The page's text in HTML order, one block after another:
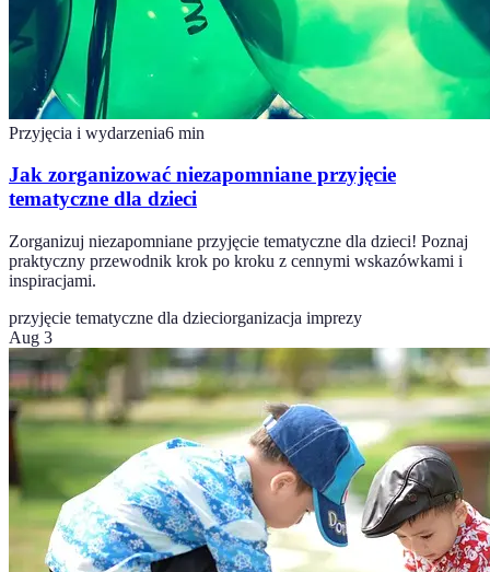
Przyjęcia i wydarzenia6 min
Jak zorganizować niezapomniane przyjęcie
tematyczne dla dzieci
Zorganizuj niezapomniane przyjęcie tematyczne dla dzieci! Poznaj
praktyczny przewodnik krok po kroku z cennymi wskazówkami i
inspiracjami.
przyjęcie tematyczne dla dzieciorganizacja imprezy
Aug 3